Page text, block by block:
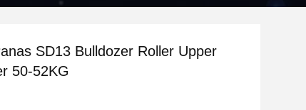
SD13 Bulldozer Roller Upper
50-52KG